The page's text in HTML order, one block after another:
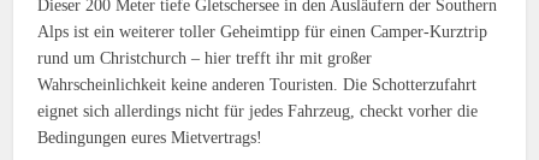
Dieser 200 Meter tiefe Gletschersee in den Ausläufern der Southern
Alps ist ein weiterer toller Geheimtipp für einen Camper-Kurztrip
rund um Christchurch – hier trefft ihr mit großer
Wahrscheinlichkeit keine anderen Touristen. Die Schotterzufahrt
eignet sich allerdings nicht für jedes Fahrzeug, checkt vorher die
Bedingungen eures Mietvertrags!